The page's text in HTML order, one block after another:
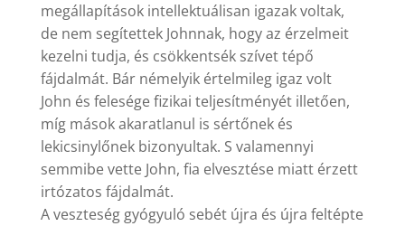
megállapítások intellektuálisan igazak voltak,
de nem segítettek Johnnak, hogy az érzelmeit
kezelni tudja, és csökkentsék szívet tépő
fájdalmát. Bár némelyik értelmileg igaz volt
John és felesége fizikai teljesítményét illetően,
míg mások akaratlanul is sértőnek és
lekicsinylőnek bizonyultak. S valamennyi
semmibe vette John, fia elvesztése miatt érzett
irtózatos fájdalmát.
A veszteség gyógyuló sebét újra és újra feltépte